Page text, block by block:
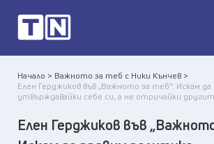
Начало > Важното за теб с Ники Кънчев >
Елен Герджиков във „Важното за теб“: Искам
утвърждавайки себе си, а не отричайки
Елен Герджиков във